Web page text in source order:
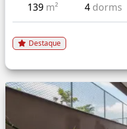
139 m² 4 dorms
Destaque